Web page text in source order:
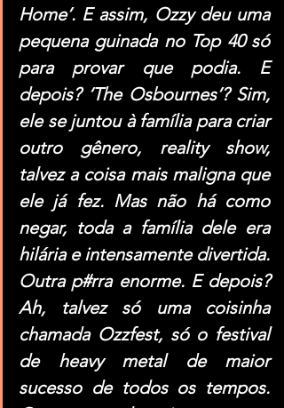
Home’. E assim, Ozzy deu uma
pequena guinada no Top 40 só
para provar que podia. E
depois? ‘The Osbournes’? Sim,
ele se juntou à família para criar
outro gênero, reality show,
talvez a coisa mais maligna que
ele já fez. Mas não há como
negar, toda a família dele era
hilária e intensamente divertida.
Outra p#rra enorme. E depois?
Ah, talvez só uma coisinha
chamada Ozzfest, só o festival
de heavy metal de maior
sucesso de todos os tempos.